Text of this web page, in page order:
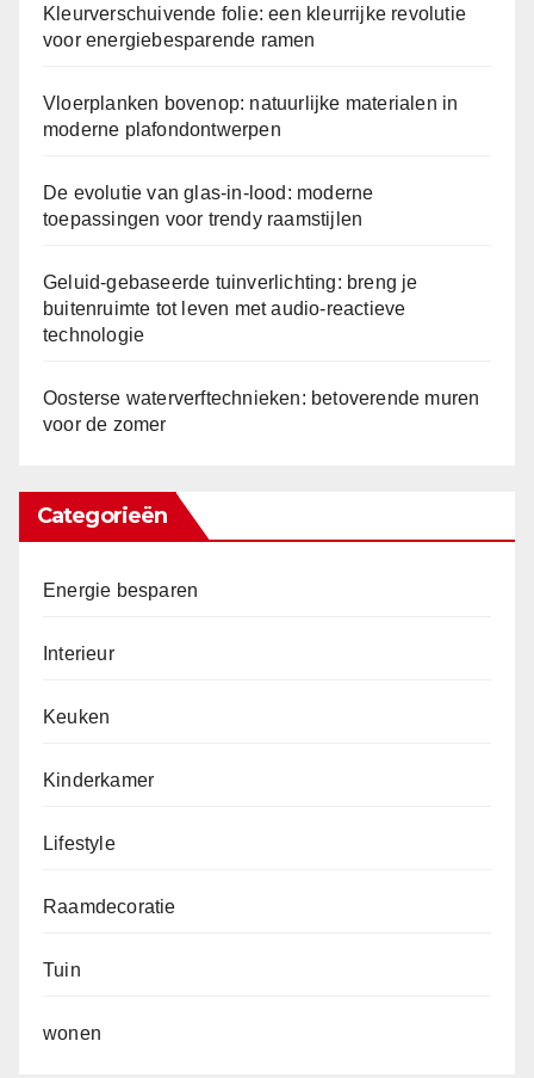
Kleurverschuivende folie: een kleurrijke revolutie
voor energiebesparende ramen
Vloerplanken bovenop: natuurlijke materialen in
moderne plafondontwerpen
De evolutie van glas-in-lood: moderne
toepassingen voor trendy raamstijlen
Geluid-gebaseerde tuinverlichting: breng je
buitenruimte tot leven met audio-reactieve
technologie
Oosterse waterverftechnieken: betoverende muren
voor de zomer
Categorieën
Energie besparen
Interieur
Keuken
Kinderkamer
Lifestyle
Raamdecoratie
Tuin
wonen